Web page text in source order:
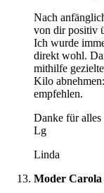
Nach
von dir positiv
Ich wurde
direkt wohl.
mithilfe
Kilo
empfehlen.
Danke für alles
Lg
Linda
Moder Carola